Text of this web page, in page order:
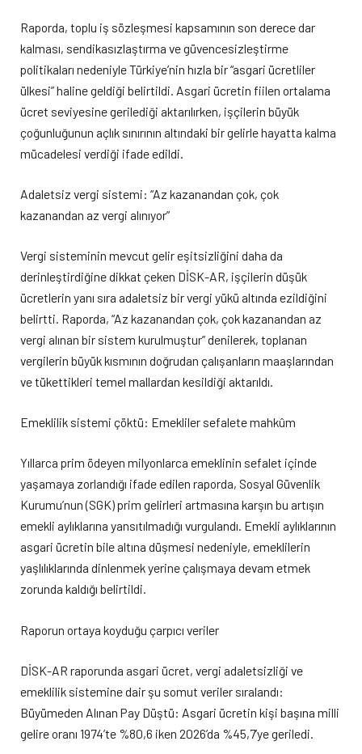
Raporda, toplu iş sözleşmesi kapsamının son derece dar
kalması, sendikasızlaştırma ve güvencesizleştirme
politikaları nedeniyle Türkiye’nin hızla bir “asgari ücretliler
ülkesi” haline geldiği belirtildi. Asgari ücretin fiilen ortalama
ücret seviyesine gerilediği aktarılırken, işçilerin büyük
çoğunluğunun açlık sınırının altındaki bir gelirle hayatta kalma
mücadelesi verdiği ifade edildi.
Adaletsiz vergi sistemi: “Az kazanandan çok, çok
kazanandan az vergi alınıyor”
Vergi sisteminin mevcut gelir eşitsizliğini daha da
derinleştirdiğine dikkat çeken DİSK-AR, işçilerin düşük
ücretlerin yanı sıra adaletsiz bir vergi yükü altında ezildiğini
belirtti. Raporda, “Az kazanandan çok, çok kazanandan az
vergi alınan bir sistem kurulmuştur” denilerek, toplanan
vergilerin büyük kısmının doğrudan çalışanların maaşlarından
ve tükettikleri temel mallardan kesildiği aktarıldı.
Emeklilik sistemi çöktü: Emekliler sefalete mahkûm
Yıllarca prim ödeyen milyonlarca emeklinin sefalet içinde
yaşamaya zorlandığı ifade edilen raporda, Sosyal Güvenlik
Kurumu’nun (SGK) prim gelirleri artmasına karşın bu artışın
emekli aylıklarına yansıtılmadığı vurgulandı. Emekli aylıklarının
asgari ücretin bile altına düşmesi nedeniyle, emeklilerin
yaşlılıklarında dinlenmek yerine çalışmaya devam etmek
zorunda kaldığı belirtildi.
Raporun ortaya koyduğu çarpıcı veriler
DİSK-AR raporunda asgari ücret, vergi adaletsizliği ve
emeklilik sistemine dair şu somut veriler sıralandı:
Büyümeden Alınan Pay Düştü: Asgari ücretin kişi başına milli
gelire oranı 1974’te %80,6 iken 2026’da %45,7’ye geriledi.